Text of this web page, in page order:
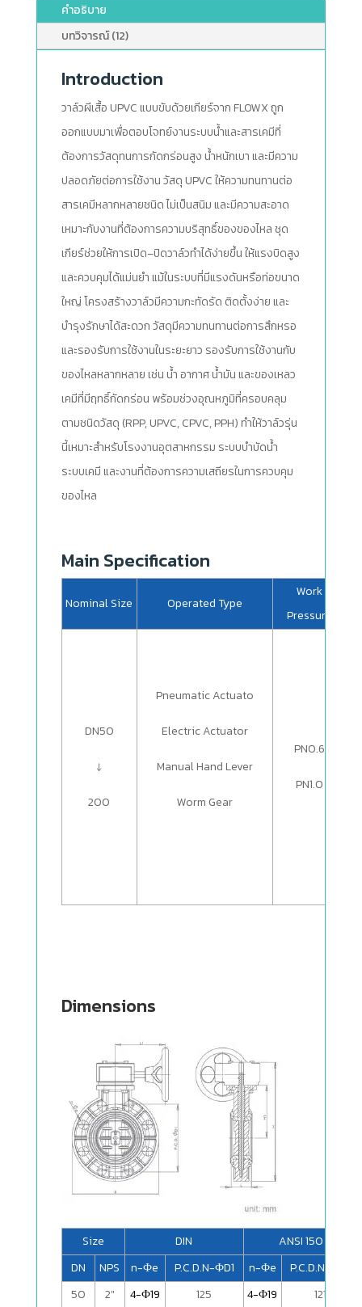
คำอธิบาย
บทวิจารณ์ (12)
Introduction
วาล์วผีเสื้อ UPVC แบบขับด้วยเกียร์จาก FLOWX ถูก
ออกแบบมาเพื่อตอบโจทย์งานระบบน้ำและสารเคมีที่
ต้องการวัสดุทนการกัดกร่อนสูง น้ำหนักเบา และมีความ
ปลอดภัยต่อการใช้งาน วัสดุ UPVC ให้ความทนทานต่อ
สารเคมีหลากหลายชนิด ไม่เป็นสนิม และมีความสะอาด
เหมาะกับงานที่ต้องการความบริสุทธิ์ของของไหล ชุด
เกียร์ช่วยให้การเปิด–ปิดวาล์วทำได้ง่ายขึ้น ให้แรงบิดสูง
และควบคุมได้แม่นยำ แม้ในระบบที่มีแรงดันหรือท่อขนาด
ใหญ่ โครงสร้างวาล์วมีความกะทัดรัด ติดตั้งง่าย และ
บำรุงรักษาได้สะดวก วัสดุมีความทนทานต่อการสึกหรอ
และรองรับการใช้งานในระยะยาว รองรับการใช้งานกับ
ของไหลหลากหลาย เช่น น้ำ อากาศ น้ำมัน และของเหลว
เคมีที่มีฤทธิ์กัดกร่อน พร้อมช่วงอุณหภูมิที่ครอบคลุม
ตามชนิดวัสดุ (RPP, UPVC, CPVC, PPH) ทำให้วาล์วรุ่น
นี้เหมาะสำหรับโรงงานอุตสาหกรรม ระบบบำบัดน้ำ
ระบบเคมี และงานที่ต้องการความเสถียรในการควบคุม
ของไหล
Main Specification
Nominal Size Operated Type
Work
Pressure
DN50
↓
200
Pneumatic Actuato
Electric Actuator
Manual Hand Lever
Worm Gear
PN0.6
PN1.0
Dimensions
Size DIN
ANSI 150
DN
NPS n-Фe P.C.D.N-ФD1 n-Фe
P.C.D.N-ФD1
50
2" 4-Ф19 125 4-Ф19 121